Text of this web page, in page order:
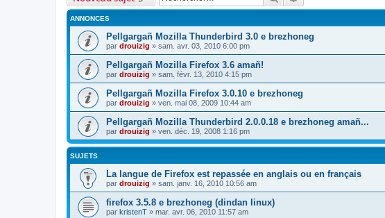
ANNONCES
Pellgargañ Mozilla Thunderbird 3.0 e brezhoneg
par drouizig » sam. avr. 03, 2010 6:00 pm
Pellgargañ Mozilla Firefox 3.6 amañ!
par drouizig » sam. févr. 13, 2010 4:15 pm
Pellgargañ Mozilla Firefox 3.0.10 e brezhoneg
par drouizig » ven. mai 08, 2009 10:44 am
Pellgargañ Mozilla Thunderbird 2.0.0.18 e brezhoneg amañ...
par drouizig » ven. déc. 19, 2008 1:16 pm
SUJETS
La langue de Firefox est repassée en anglais ou en français
par drouizig » sam. janv. 16, 2010 10:56 am
firefox 3.5.8 e brezhoneg (dindan linux)
par kristenT » mar. avr. 06, 2010 11:57 am